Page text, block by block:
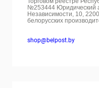
№253444 Юридический
Независимости, 10,
белорусских
shop@belpost.by